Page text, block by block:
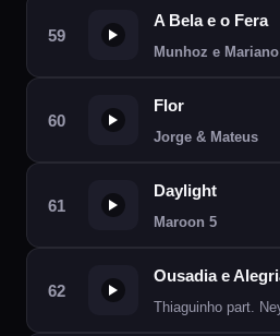
A Bela e o Fera
Munhoz e Mariano
Flor
Jorge & Mateus
Daylight
Maroon 5
Ousadia e
Thiaguinho part.